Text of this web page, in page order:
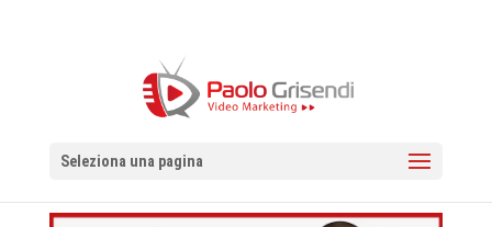
Seleziona una pagina